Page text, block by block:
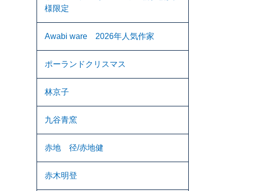
様限定
Awabi ware 2026年人気作家
ポーランドクリスマス
林京子
九谷青窯
赤地 径/赤地健
赤木明登